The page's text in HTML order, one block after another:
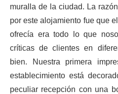
muralla de la ciudad. La
por este alojamiento fue que
ofrecía era todo lo que
críticas de clientes en
bien. Nuestra primera
establecimiento está
peculiar recepción con una